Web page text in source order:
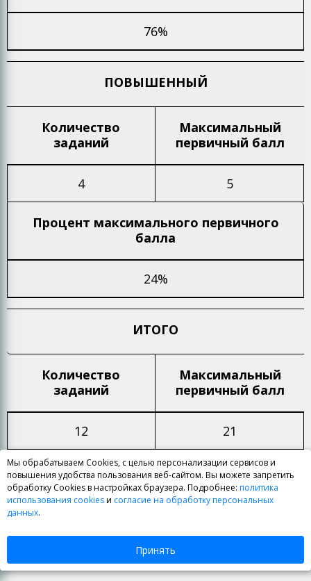
76%
ПОВЫШЕННЫЙ
Количество
заданий
Максимальный
первичный балл
4 5
Процент максимального первичного
балла
24%
ИТОГО
Количество
заданий
Максимальный
первичный балл
12 21
Процент максимальногопервичного
балла
Мы обрабатываем Cookies, с целью персонализации сервисов и
повышения удобства пользования веб-сайтом. Вы можете запретить
обработку Cookies в настройках браузера. Подробнее: политика
использования cookiesи согласие на обработку персональных
данных.
Принять